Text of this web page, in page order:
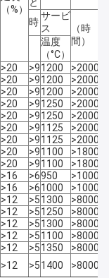
（%）
と
時
サービ
ス
（時
間）
温度
（°C）
>20 >91200
>20000
>20 >91200
>20000
>20 >91200
>20000
>20 >91250
>20000
>20 >91250
>20000
>20 >91125
>20000
>20 >91125
>20000
>20 >91100
>18000
>20 >91100
>18000
>16 >6950
>10000
>16 >61000
>10000
>12 >51300
>8000
>12 >51250
>8000
>12 >51300
>8000
>12 >51100
>8000
>12 >51350
>8000
>12 >51400 >8000